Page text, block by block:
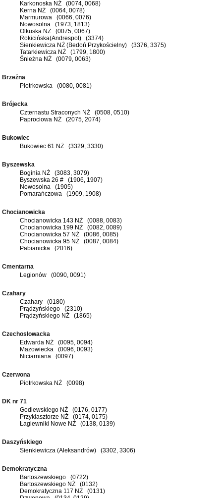
Karkonoska NŻ (0074, 0068)
Kerna NŻ (0064, 0078)
Marmurowa (0066, 0076)
Nowosolna (1973, 1813)
Olkuska NŻ (0075, 0067)
Rokicińska(Andrespol) (3374)
Sienkiewicza NŻ (Bedoń Przykościelny) (3376, 3375)
Tatarkiewicza NŻ (1799, 1800)
Śnieżna NŻ (0079, 0063)
Brzeźna
Piotrkowska (0080, 0081)
Brójecka
Czternastu Straconych NŻ (0508, 0510)
Paprociowa NŻ (2075, 2074)
Bukowiec
Bukowiec 61 NŻ (3329, 3330)
Byszewska
Boginia NŻ (3083, 3079)
Byszewska 26 # (1906, 1907)
Nowosolna (1905)
Pomarańczowa (1909, 1908)
Chocianowicka
Chocianowicka 143 NŻ (0088, 0083)
Chocianowicka 199 NŻ (0082, 0089)
Chocianowicka 57 NŻ (0086, 0085)
Chocianowicka 95 NŻ (0087, 0084)
Pabianicka (2016)
Cmentarna
Legionów (0090, 0091)
Czahary
Czahary (0180)
Prądzyńskiego (2310)
Prądzyńskiego NŻ (1865)
Czechosłowacka
Edwarda NŻ (0095, 0094)
Mazowiecka (0096, 0093)
Niciarniana (0097)
Czerwona
Piotrkowska NŻ (0098)
DK nr 71
Godlewskiego NŻ (0176, 0177)
Przyklasztorze NŻ (0174, 0175)
Łagiewniki Nowe NŻ (0138, 0139)
Daszyńskiego
Sienkiewicza (Aleksandrów) (3302, 3306)
Demokratyczna
Bartoszewskiego (0722)
Bartoszewskiego NŻ (0132)
Demokratyczna 117 NŻ (0131)